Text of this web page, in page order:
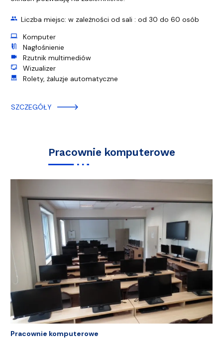
group Liczba miejsc: w zależności od sali : od 30 do 60 osób
computer Komputer
mic_external_on Nagłośnienie
videocam Rzutnik multimediów
screenshot_monitor Wizualizer
roller_shades Rolety, żaluzje automatyczne
SZCZEGÓŁY
Pracownie komputerowe
Pracownie komputerowe